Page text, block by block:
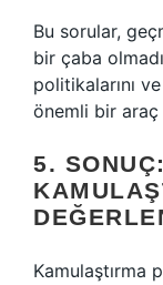
Bu sorular,
bir çaba
politikalarını
önemli bir
5.
Kamulaştırma